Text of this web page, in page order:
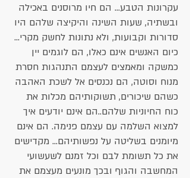
עקרונות הטבע... הם חיו מרוסנים באכילה
ובשתיה, שעות השינה והיקיצה שלהם היו
סדורות וקבועות, ולא נתונות לחשק מקרי...
כיום האנשים אינם כאלו, הם לוגמים יין
כמשקה ומאמצים לעצמם התנהגות חסרת
מנוח וסוטה, הם נכנסים אל לשכת האהבה
כשהם שיכורים, תשוקותיהם מכלות את
כוח החיוניות שלהם..הם אינם יודעים איך
למצוא השלמה עם עצמם פנימה. הם אינם
מיומנים בשליטה על נפשותיהם... מקדישים
את כל תשומת לבם וכל זמנם לשעשועי
המחשבה והגוף ובכך מונעים מעצמם את